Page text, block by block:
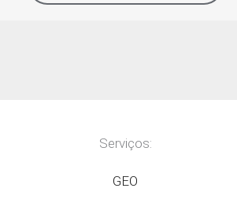
Serviços:
GEO